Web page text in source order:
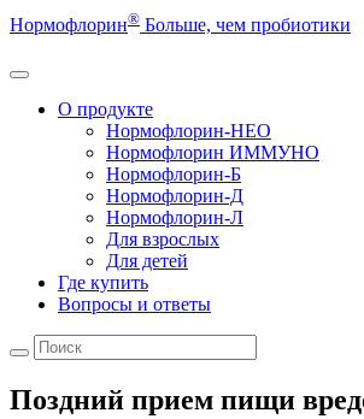
Нормофлорин® Больше, чем пробиотики
О продукте
Нормофлорин-НЕО
Нормофлорин ИММУНО
Нормофлорин-Б
Нормофлорин-Д
Нормофлорин-Л
Для взрослых
Для детей
Где купить
Вопросы и ответы
Поздний прием пищи